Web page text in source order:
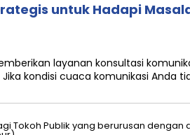
untuk Hadapi
layanan konsultasi
kondisi cuaca komunikasi Anda